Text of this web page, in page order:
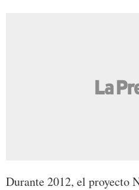
Durante 2012, el proyecto